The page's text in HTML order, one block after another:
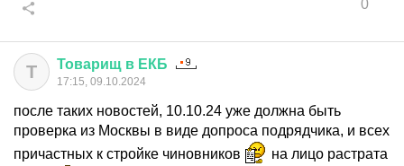
0
Т Товарищ в ЕКБ
17:15, 09.10.2024
после таких новостей, 10.10.24 уже должна быть
проверка из Москвы в виде допроса подрядчика, и всех
причастных к стройке чиновников
на лицо растрата